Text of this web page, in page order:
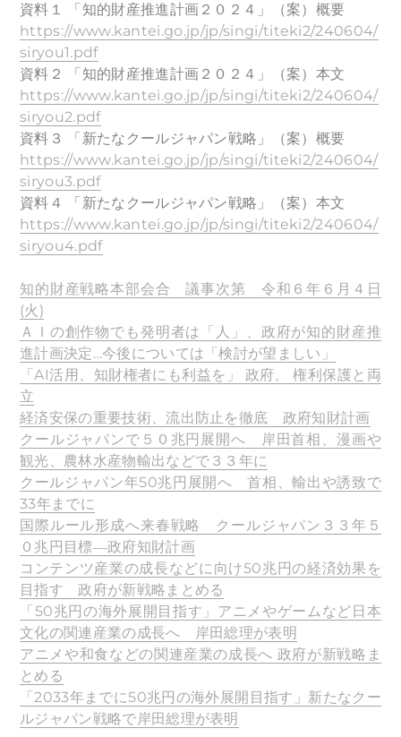
資料１ 「知的財産推進計画２０２４」（案）概要
https://www.kantei.go.jp/jp/singi/titeki2/240604/
siryou1.pdf
資料２ 「知的財産推進計画２０２４」（案）本文
https://www.kantei.go.jp/jp/singi/titeki2/240604/
siryou2.pdf
資料３ 「新たなクールジャパン戦略」（案）概要
https://www.kantei.go.jp/jp/singi/titeki2/240604/
siryou3.pdf
資料４ 「新たなクールジャパン戦略」（案）本文
https://www.kantei.go.jp/jp/singi/titeki2/240604/
siryou4.pdf
知的財産戦略本部会合 議事次第 令和６年６月４日
(火)
ＡＩの創作物でも発明者は「人」、政府が知的財産推
進計画決定…今後については「検討が望ましい」
「AI活用、知財権者にも利益を」 政府、 権利保護と両
立
経済安保の重要技術、流出防止を徹底 政府知財計画
クールジャパンで５０兆円展開へ 岸田首相、漫画や
観光、農林水産物輸出などで３３年に
クールジャパン年50兆円展開へ 首相、輸出や誘致で
33年までに
国際ルール形成へ来春戦略 クールジャパン３３年５
０兆円目標―政府知財計画
コンテンツ産業の成長などに向け50兆円の経済効果を
目指す 政府が新戦略まとめる
「50兆円の海外展開目指す」アニメやゲームなど日本
文化の関連産業の成長へ 岸田総理が表明
アニメや和食などの関連産業の成長へ 政府が新戦略ま
とめる
「2033年までに50兆円の海外展開目指す」新たなクー
ルジャパン戦略で岸田総理が表明